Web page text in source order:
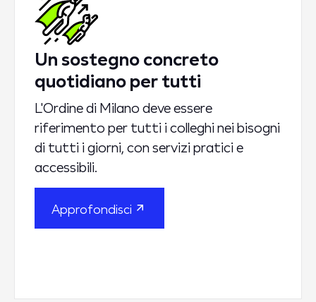
Un sostegno concreto
quotidiano per tutti
L'Ordine di Milano deve essere
riferimento per tutti i colleghi nei bisogni
di tutti i giorni, con servizi pratici e
accessibili.
Approfondisci